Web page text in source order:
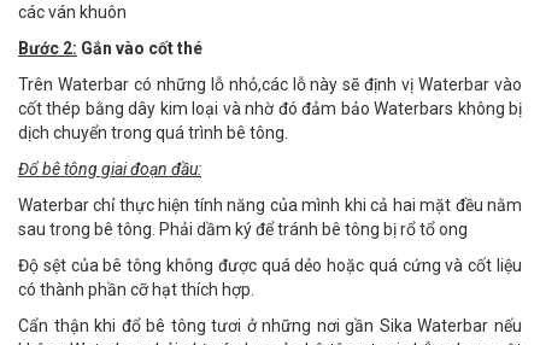
các ván khuôn
Bước 2: Gắn vào cốt thé
Trên Waterbar có những lỗ nhỏ,các lỗ này sẽ định vị Waterbar vào
cốt thép bằng dây kim loại và nhờ đó đảm bảo Waterbars không bị
dịch chuyển trong quá trình bê tông.
Đổ bê tông giai đoạn đầu:
Waterbar chỉ thực hiện tính năng của mình khi cả hai mặt đều nằm
sau trong bê tông. Phải dầm ký để tránh bê tông bị rổ tổ ong
Độ sệt của bê tông không được quá dẻo hoặc quá cứng và cốt liệu
có thành phần cỡ hạt thích hợp.
Cẩn thận khi đổ bê tông tươi ở những nơi gần Sika Waterbar nếu